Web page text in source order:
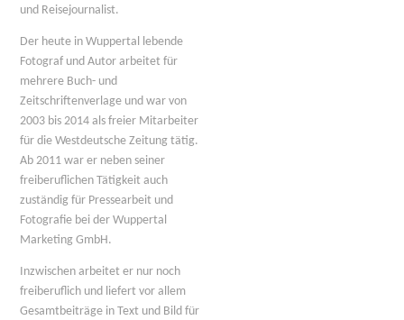
und Reisejournalist.
Der heute in Wuppertal lebende
Fotograf und Autor arbeitet für
mehrere Buch- und
Zeitschriftenverlage und war von
2003 bis 2014 als freier Mitarbeiter
für die Westdeutsche Zeitung tätig.
Ab 2011 war er neben seiner
freiberuflichen Tätigkeit auch
zuständig für Pressearbeit und
Fotografie bei der Wuppertal
Marketing GmbH.
Inzwischen arbeitet er nur noch
freiberuflich und liefert vor allem
Gesamtbeiträge in Text und Bild für